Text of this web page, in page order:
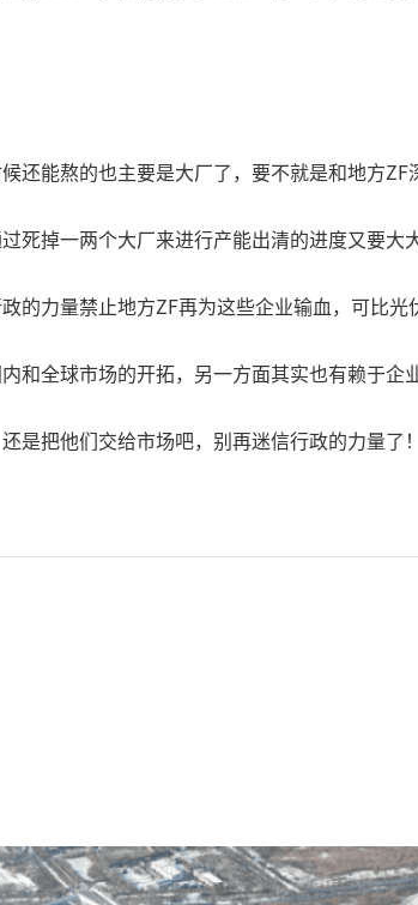
还能熬的也主要是大厂了，要不就是和地方ZF
死掉一两个大厂来进行产能出清的进度又要大
力量禁止地方ZF再为这些企业输血，可比光
全球市场的开拓，另一方面其实也有赖于企
把他们交给市场吧，别再迷信行政的力量了！